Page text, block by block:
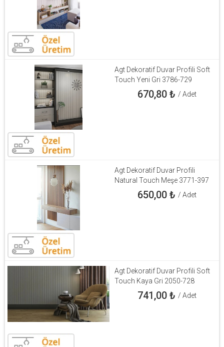
Agt Dekoratif Duvar Profili Soft
Touch Yeni Gri 3786-729
670,80₺ / Adet
Agt Dekoratif Duvar Profili
Natural Touch Meşe 3771-397
650,00₺ / Adet
Agt Dekoratif Duvar Profili Soft
Touch Kaya Gri 2050-728
741,00₺ / Adet